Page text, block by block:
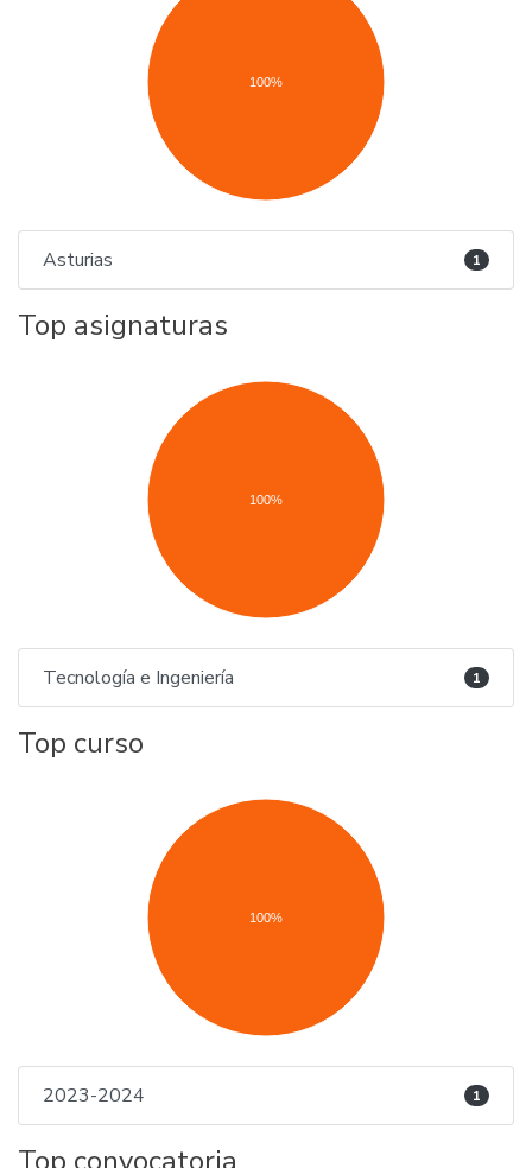
100%
Asturias 1
Top asignaturas
100%
Tecnología e Ingeniería 1
Top curso
100%
2023-2024 1